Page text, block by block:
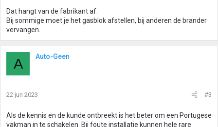
Dat hangt van de fabrikant af.
Bij sommige moet je het gasblok afstellen, bij anderen de brander
vervangen.
A Auto-Geen
22 jun 2023 #3
Als de kennis en de kunde ontbreekt is het beter om een Portugese
vakman in te schakelen. Bij foute installatie kunnen hele rare